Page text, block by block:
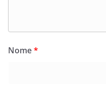
Nome*